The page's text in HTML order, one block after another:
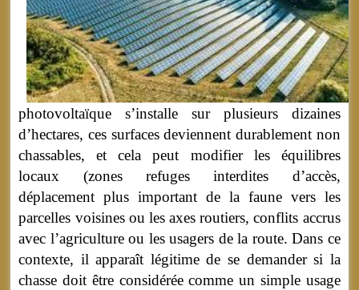
photovoltaïque s’installe sur plusieurs dizaines
d’hectares, ces surfaces deviennent durablement non
chassables, et cela peut modifier les équilibres
locaux (zones refuges interdites d’accès,
déplacement plus important de la faune vers les
parcelles voisines ou les axes routiers, conflits accrus
avec l’agriculture ou les usagers de la route. Dans ce
contexte, il apparaît légitime de se demander si la
chasse doit être considérée comme un simple usage